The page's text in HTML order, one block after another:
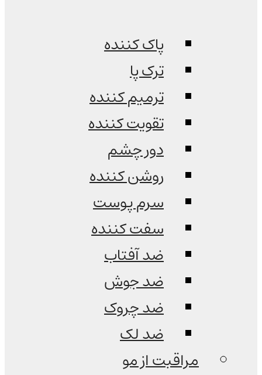
پاک کننده
ترک پا
ترمیم کننده
تقویت کننده
دور چشم
روشن کننده
سرم پوست
سفت کننده
ضد آفتاب
ضد جوش
ضد چروک
ضد لک
مراقبت از مو